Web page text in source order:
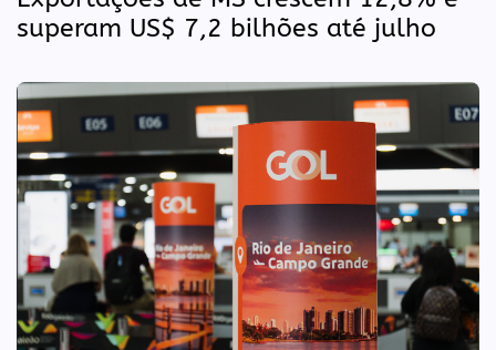
superam US$ 7,2 bilhões até julho